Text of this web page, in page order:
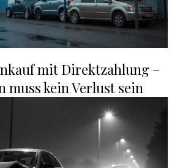
mit Direktzahlung –
muss kein Verlust sein